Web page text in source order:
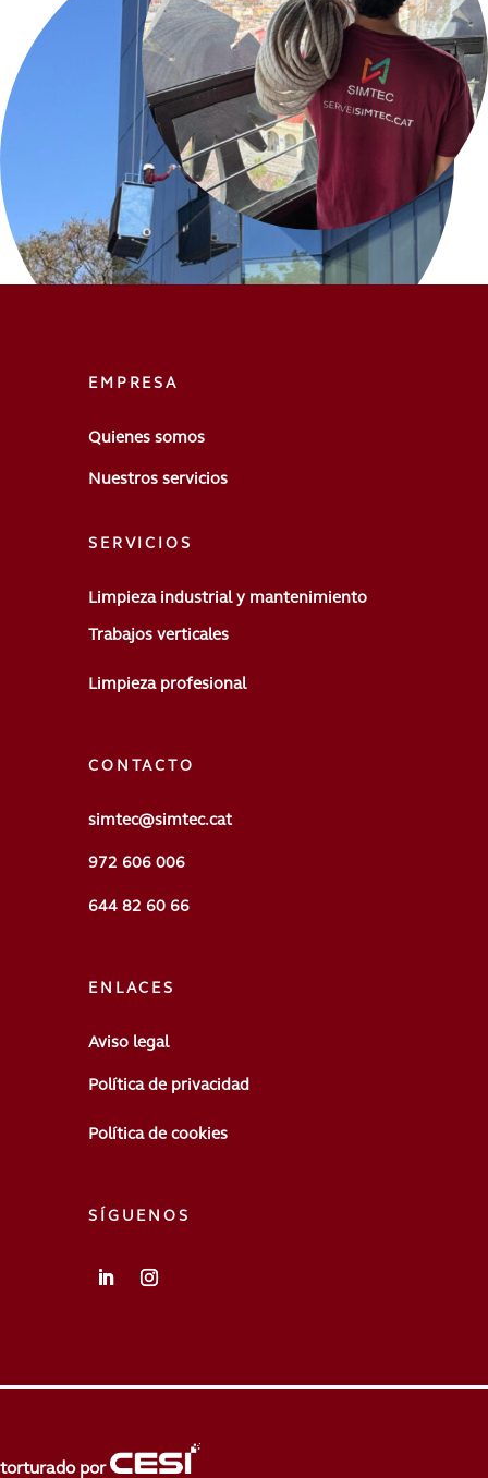
EMPRESA
Quienes somos
Nuestros servicios
SERVICIOS
Limpieza industrial y mantenimiento
Trabajos verticales
Limpieza profesional
CONTACTO
simtec@simtec.cat
972 606 006
644 82 60 66
ENLACES
Aviso legal
Política de privacidad
Política de cookies
SÍGUENOS
torturado por